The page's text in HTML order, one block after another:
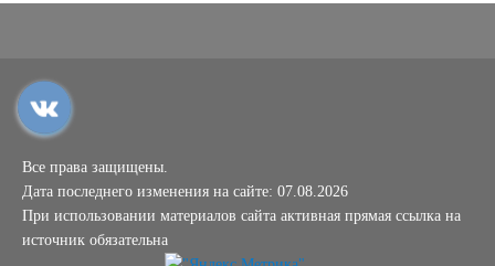
Все права защищены.
Дата последнего изменения на сайте: 07.08.2026
При использовании материалов сайта активная прямая ссылка на
источник обязательна